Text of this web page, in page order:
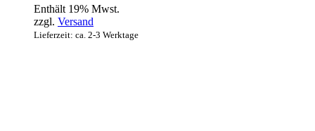
Enthält 19% Mwst.
zzgl. Versand
Lieferzeit: ca. 2-3 Werktage